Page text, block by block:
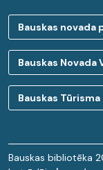
Bauskas novada
Bauskas Novada
Bauskas
Bauskas bibliotēka